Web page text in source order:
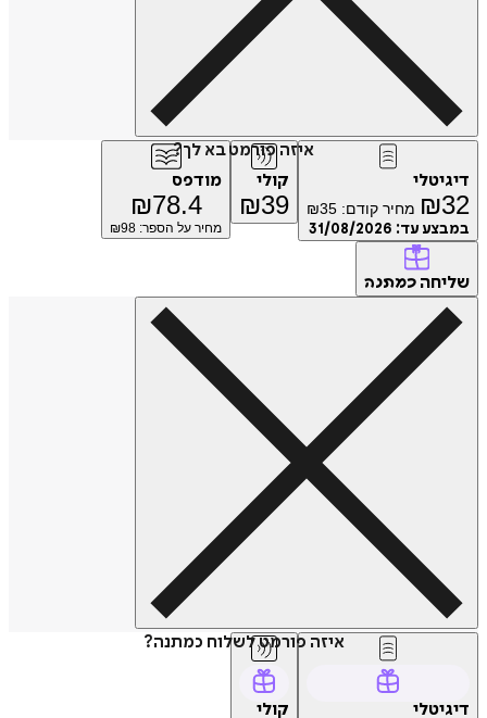
איזה פורמט בא לך?
דיגיטלי
₪32 מחיר קודם: ₪35
במבצע עד: 31/08/2026
קולי
₪39
מודפס
₪78.4
מחיר על הספר: ₪ 98
שליחה כמתנה
איזה פורמט לשלוח כמתנה?
דיגיטלי קולי